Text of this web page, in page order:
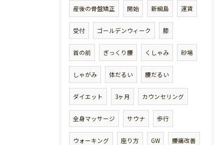
産後の骨盤矯正 開始 新綱島 運賃
受付 ゴールデンウィーク 膝
首の前 ぎっくり腰 くしゃみ 砂場
しゃがみ 体だるい 腰だるい
ダイエット 3ヶ月 カウンセリング
全身マッサージ サウナ 歩行
ウォーキング 座り方 GW 腰痛改善